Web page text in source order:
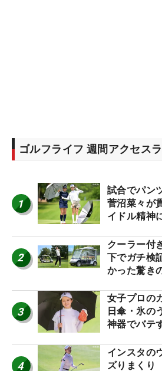
ゴルフライフ 週間アクセス
1
試合でパン
菅沼菜々が
イドル精神
2
クーラー付
下でガチ検
かった驚き
3
女子プロの
日傘・氷の
神器でバテ
4
インスタの
ズりまくり